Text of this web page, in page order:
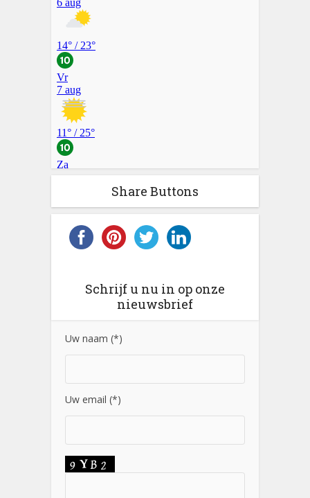
Share Buttons
Schrijf u nu in op onze
nieuwsbrief
Uw naam (*)
Uw email (*)